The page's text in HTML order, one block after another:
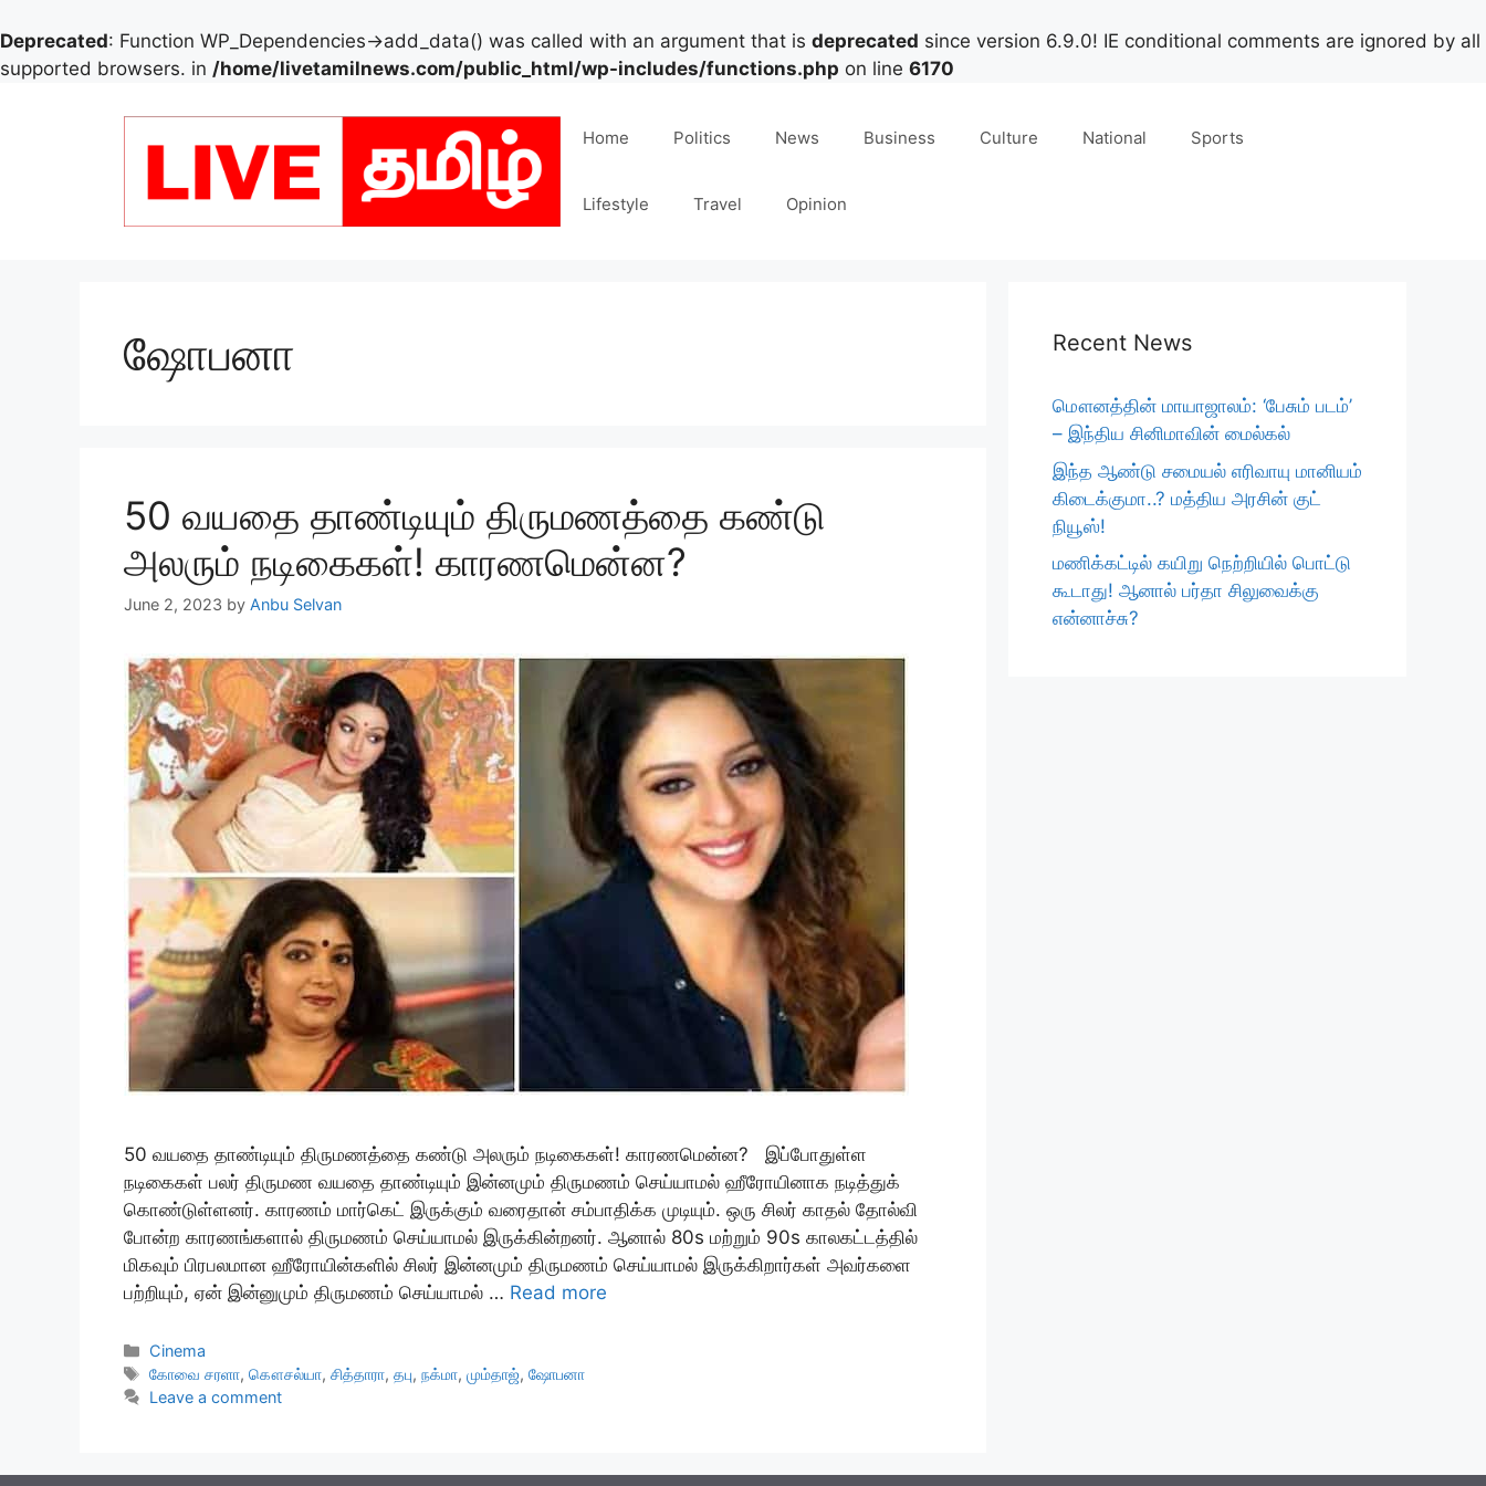
Deprecated: Function WP_Dependencies->add_data() was called with an argument that is deprecated since version 6.9.0! IE conditional comments are ignored by all
supported browsers. in /home/livetamilnews.com/public_html/wp-includes/functions.php on line 6170
Home Politics News Business Culture National Sports
Lifestyle Travel Opinion
ஷோபனா
50 வயதை தாண்டியும் திருமணத்தை கண்டு
அலரும் நடிகைகள்! காரணமென்ன?
June 2, 2023 by Anbu Selvan
50 வயதை தாண்டியும் திருமணத்தை கண்டு அலரும் நடிகைகள்! காரணமென்ன? இப்போதுள்ள
நடிகைகள் பலர் திருமண வயதை தாண்டியும் இன்னமும் திருமணம் செய்யாமல் ஹீரோயினாக நடித்துக்
கொண்டுள்ளனர். காரணம் மார்கெட் இருக்கும் வரைதான் சம்பாதிக்க முடியும். ஒரு சிலர் காதல் தோல்வி
போன்ற காரணங்களால் திருமணம் செய்யாமல் இருக்கின்றனர். ஆனால் 80s மற்றும் 90s காலகட்டத்தில்
மிகவும் பிரபலமான ஹீரோயின்களில் சிலர் இன்னமும் திருமணம் செய்யாமல் இருக்கிறார்கள் அவர்களை
பற்றியும், ஏன் இன்னுமும் திருமணம் செய்யாமல் … Read more
Categories
Cinema
Tags
கோவை சரளா,கௌசல்யா,சித்தாரா,தபு,நக்மா,மும்தாஜ்,ஷோபனா
Leave a comment
Recent News
மௌனத்தின் மாயாஜாலம்: ‘பேசும் படம்’
– இந்திய சினிமாவின் மைல்கல்
இந்த ஆண்டு சமையல் எரிவாயு மானியம்
கிடைக்குமா..? மத்திய அரசின் குட்
நியூஸ்!
மணிக்கட்டில் கயிறு நெற்றியில் பொட்டு
கூடாது! ஆனால் பர்தா சிலுவைக்கு
என்னாச்சு?